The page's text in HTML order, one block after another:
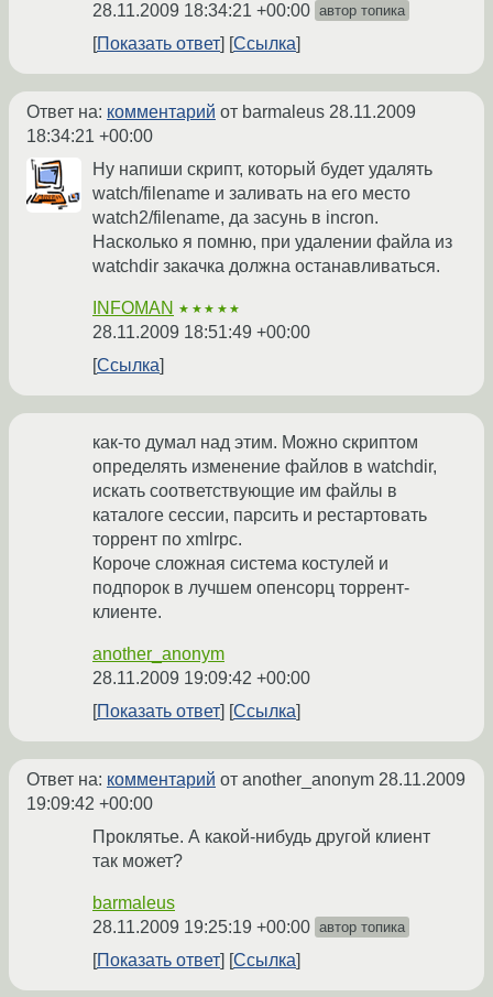
28.11.2009 18:34:21 +00:00 автор топика
Показать ответ Ссылка
Ответ на: комментарий от barmaleus 28.11.2009
18:34:21 +00:00
Ну напиши скрипт, который будет удалять
watch/filename и заливать на его место
watch2/filename, да засунь в incron.
Насколько я помню, при удалении файла из
watchdir закачка должна останавливаться.
INFOMAN ★★★★★
28.11.2009 18:51:49 +00:00
Ссылка
как-то думал над этим. Можно скриптом
определять изменение файлов в watchdir,
искать соответствующие им файлы в
каталоге сессии, парсить и рестартовать
торрент по xmlrpc.
Короче сложная система костулей и
подпорок в лучшем опенсорц торрент-
клиенте.
another_anonym
28.11.2009 19:09:42 +00:00
Показать ответ
Ссылка
Ответ на: комментарий от another_anonym 28.11.2009
19:09:42 +00:00
Проклятье. А какой-нибудь другой клиент
так может?
barmaleus
28.11.2009 19:25:19 +00:00 автор топика
Показать ответ Ссылка